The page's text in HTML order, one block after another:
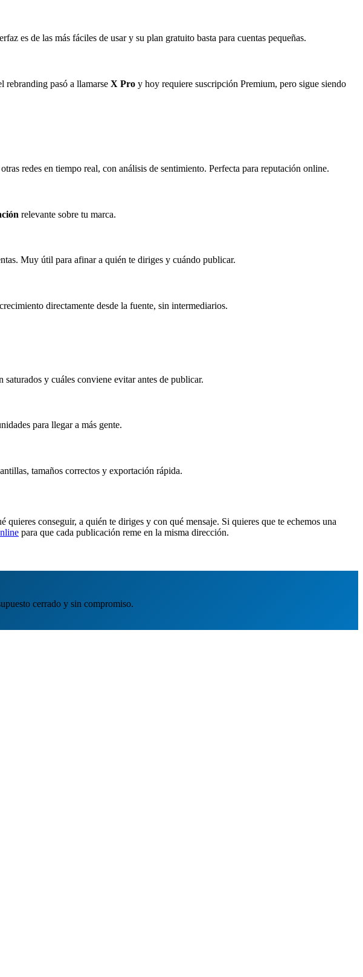
es de las más fáciles de usar y su plan gratuito basta para cuentas pequeñas.
rebranding pasó a llamarse X Pro y hoy requiere suscripción Premium, pero sigue siendo
redes en tiempo real, con análisis de sentimiento. Perfecta para reputación online.
relevante sobre tu marca.
Muy útil para afinar a quién te diriges y cuándo publicar.
directamente desde la fuente, sin intermediarios.
saturados y cuáles conviene evitar antes de publicar.
para llegar a más gente.
tamaños correctos y exportación rápida.
conseguir, a quién te diriges y con qué mensaje. Si quieres que te echemos una
para que cada publicación reme en la misma dirección.
cerrado y sin compromiso.